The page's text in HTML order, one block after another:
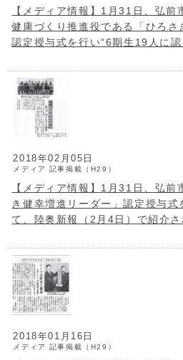
【メディア情報】1月31日、弘前
健康づくり推進役である「ひろさ
認定授与式を行い“6期生19人に認
2018年02月05日
メディア 記事掲載（H29）
【メディア情報】1月31日、弘前
き健幸増進リーダー」認定授与
て、陸奥新報（2月4日）で紹介さ
2018年01月16日
メディア 記事掲載（H29）